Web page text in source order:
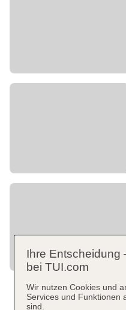
Ihre Entscheidung
bei TUI.com
Wir nutzen Cookies und
Services und Funktionen
sind.